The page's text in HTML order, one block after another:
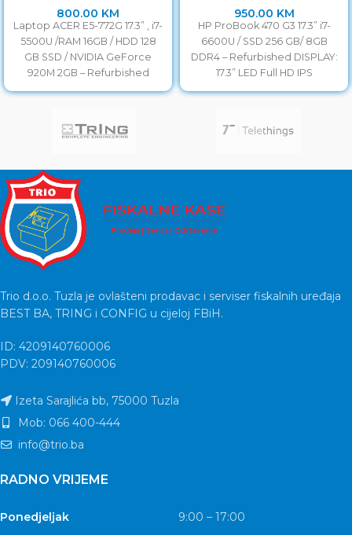
800.00 KM
Laptop ACER E5-772G 17.3” , i7-
5500U /RAM 16GB / HDD 128
GB SSD / NVIDIA GeForce
920M 2GB – Refurbished
950.00 KM
HP ProBook 470 G3 17.3” i7-
6600U / SSD 256 GB/ 8GB
DDR4 – Refurbished DISPLAY:
17.3” LED Full HD IPS
Trio d.o.o. Tuzla je ovlašteni prodavac i serviser fiskalnih uređaja
BEST BA, TRING i CONFIG u cijeloj FBiH.
ID: 4209140760006
PDV: 209140760006
Izeta Sarajlića bb, 75000 Tuzla
Mob: 066 400-444
info@trio.ba
RADNO VRIJEME
Ponedjeljak
9:00 – 17:00